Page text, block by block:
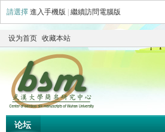
請選擇 進入手機版 繼續訪問電腦版
设为首页 收藏本站
论坛